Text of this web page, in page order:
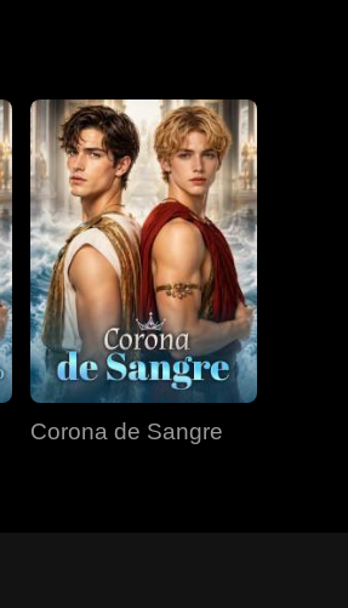
Corona de Sangre